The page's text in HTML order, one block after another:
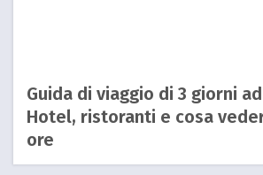
Guida di viaggio di 3 giorni
Hotel, ristoranti e cosa
ore